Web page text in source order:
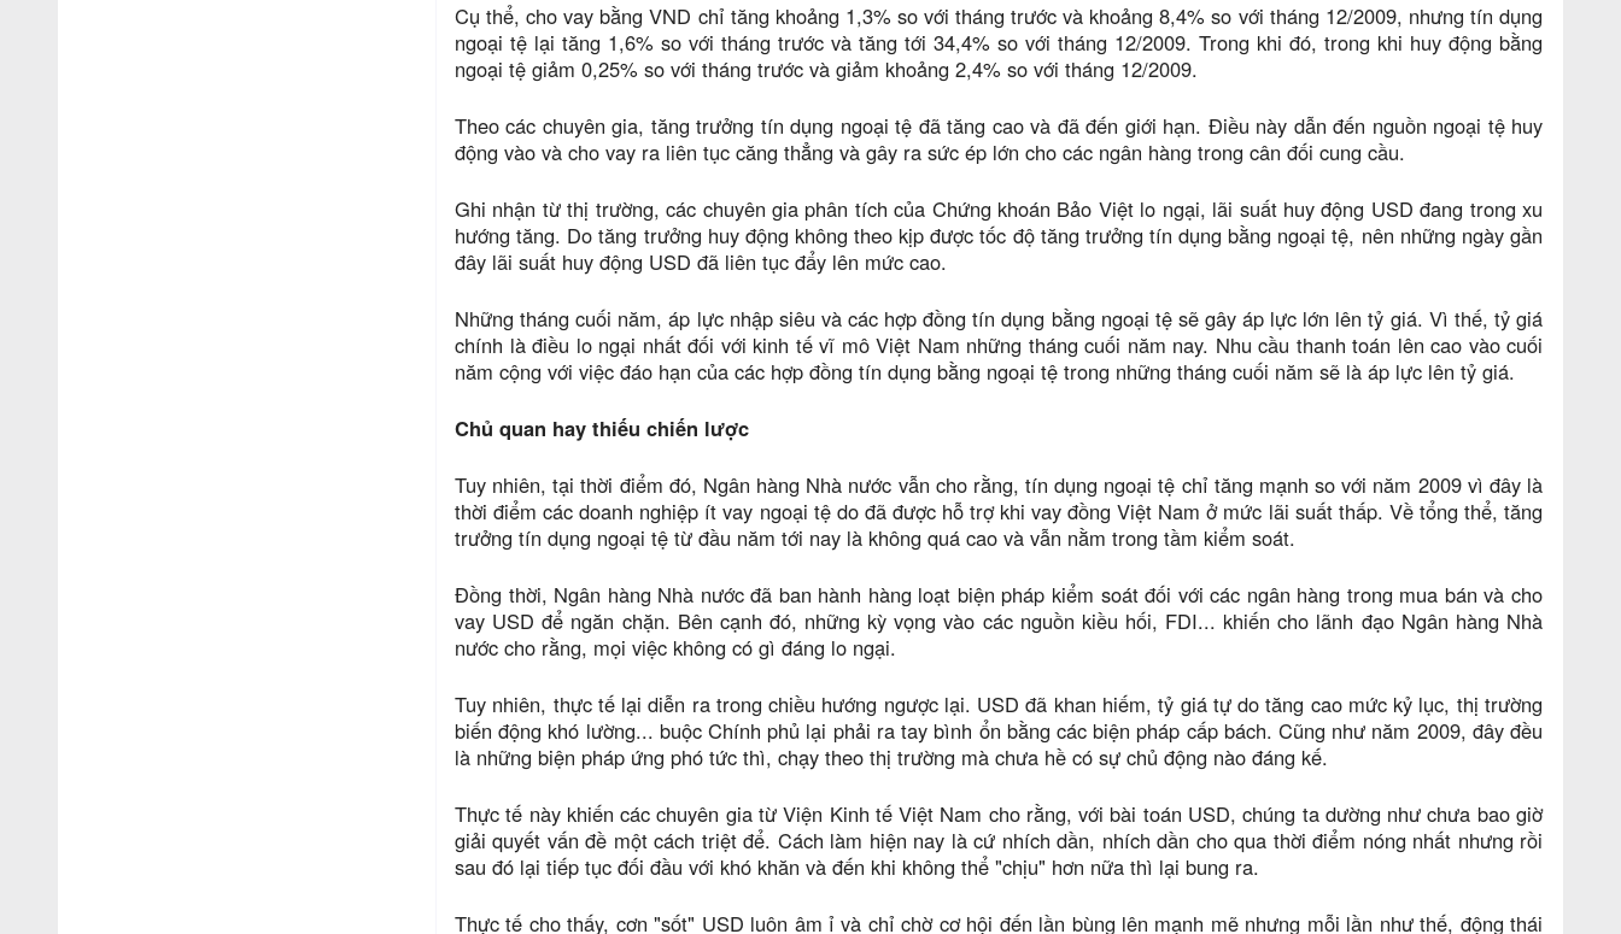
Cụ thể, cho vay bằng VND chỉ tăng khoảng 1,3% so với tháng trước và khoảng 8,4% so với tháng 12/2009, nhưng tín dụng
ngoại tệ lại tăng 1,6% so với tháng trước và tăng tới 34,4% so với tháng 12/2009. Trong khi đó, trong khi huy động bằng
ngoại tệ giảm 0,25% so với tháng trước và giảm khoảng 2,4% so với tháng 12/2009.
Theo các chuyên gia, tăng trưởng tín dụng ngoại tệ đã tăng cao và đã đến giới hạn. Điều này dẫn đến nguồn ngoại tệ huy
động vào và cho vay ra liên tục căng thẳng và gây ra sức ép lớn cho các ngân hàng trong cân đối cung cầu.
Ghi nhận từ thị trường, các chuyên gia phân tích của Chứng khoán Bảo Việt lo ngại, lãi suất huy động USD đang trong xu
hướng tăng. Do tăng trưởng huy động không theo kịp được tốc độ tăng trưởng tín dụng bằng ngoại tệ, nên những ngày gần
đây lãi suất huy động USD đã liên tục đẩy lên mức cao.
Những tháng cuối năm, áp lực nhập siêu và các hợp đồng tín dụng bằng ngoại tệ sẽ gây áp lực lớn lên tỷ giá. Vì thế, tỷ giá
chính là điều lo ngại nhất đối với kinh tế vĩ mô Việt Nam những tháng cuối năm nay. Nhu cầu thanh toán lên cao vào cuối
năm cộng với việc đáo hạn của các hợp đồng tín dụng bằng ngoại tệ trong những tháng cuối năm sẽ là áp lực lên tỷ giá.
Chủ quan hay thiếu chiến lược
Tuy nhiên, tại thời điểm đó, Ngân hàng Nhà nước vẫn cho rằng, tín dụng ngoại tệ chỉ tăng mạnh so với năm 2009 vì đây là
thời điểm các doanh nghiệp ít vay ngoại tệ do đã được hỗ trợ khi vay đồng Việt Nam ở mức lãi suất thấp. Về tổng thể, tăng
trưởng tín dụng ngoại tệ từ đầu năm tới nay là không quá cao và vẫn nằm trong tầm kiểm soát.
Đồng thời, Ngân hàng Nhà nước đã ban hành hàng loạt biện pháp kiểm soát đối với các ngân hàng trong mua bán và cho
vay USD để ngăn chặn. Bên cạnh đó, những kỳ vọng vào các nguồn kiều hối, FDI... khiến cho lãnh đạo Ngân hàng Nhà
nước cho rằng, mọi việc không có gì đáng lo ngại.
Tuy nhiên, thực tế lại diễn ra trong chiều hướng ngược lại. USD đã khan hiếm, tỷ giá tự do tăng cao mức kỷ lục, thị trường
biến động khó lường... buộc Chính phủ lại phải ra tay bình ổn bằng các biện pháp cấp bách. Cũng như năm 2009, đây đều
là những biện pháp ứng phó tức thì, chạy theo thị trường mà chưa hề có sự chủ động nào đáng kế.
Thực tế này khiến các chuyên gia từ Viện Kinh tế Việt Nam cho rằng, với bài toán USD, chúng ta dường như chưa bao giờ
giải quyết vấn đề một cách triệt để. Cách làm hiện nay là cứ nhích dần, nhích dần cho qua thời điểm nóng nhất nhưng rồi
sau đó lại tiếp tục đối đầu với khó khăn và đến khi không thể "chịu" hơn nữa thì lại bung ra.
Thực tế cho thấy, cơn "sốt" USD luôn âm ỉ và chỉ chờ cơ hội đến lần bùng lên mạnh mẽ nhưng mỗi lần như thế, động thái